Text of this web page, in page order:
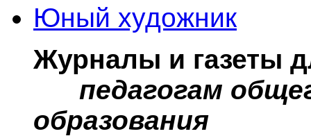
Юный художник
Журналы и газеты
педагогам
образования